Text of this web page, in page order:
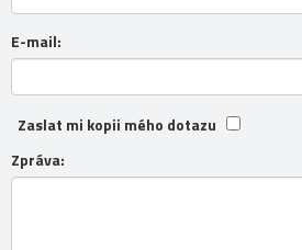
E-mail:
Zaslat mi kopii mého dotazu
Zpráva: